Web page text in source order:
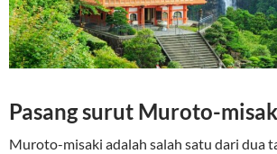
Pasang surut Muroto-
Muroto-misaki adalah salah satu dari dua